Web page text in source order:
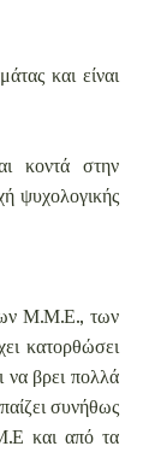
και είναι
κοντά στην
ψυχολογικής
Μ.Μ.Ε., των
κατορθώσει
να βρει πολλά
συνήθως
και από τα